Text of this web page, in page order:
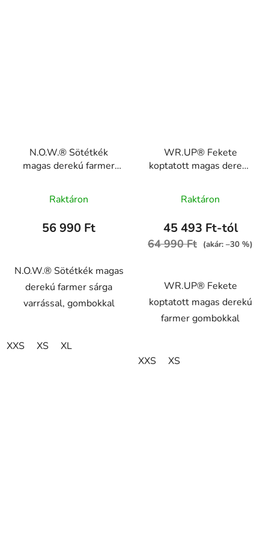
N.O.W.® Sötétkék
magas derekú farmer
gombokkal ,
NOW1HC002ORG, J0Y
Raktáron
56 990 Ft
N.O.W.® Sötétkék magas
derekú farmer sárga
varrással, gombokkal
XXS XS XL
WR.UP® Fekete
koptatott magas derekú
RE(MOVE)
WRUP2HF235, N
Raktáron
45 493 Ft-tól
64 990 Ft (akár: –30 %)
WR.UP® Fekete
koptatott magas derekú
farmer gombokkal
XXS XS